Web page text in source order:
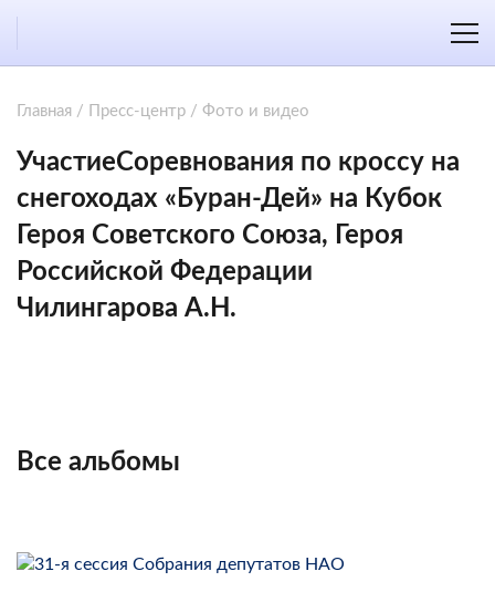
Главная / Пресс-центр / Фото и видео
УчастиеСоревнования по кроссу на
снегоходах «Буран-Дей» на Кубок
Героя Советского Союза, Героя
Российской Федерации
Чилингарова А.Н.
Все альбомы